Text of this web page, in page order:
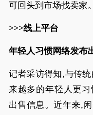
可回头到市场找卖家
>>>线上平台
年轻人习惯网络发布
记者采访得知,与传
来越多的年轻人更
出售信息。近年来,